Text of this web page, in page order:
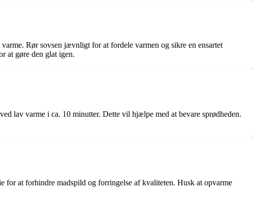
Rør sovsen jævnligt for at fordele varmen og sikre en ensartet
at gøre den glat igen.
lav varme i ca. 10 minutter. Dette vil hjælpe med at bevare sprødheden.
at forhindre madspild og forringelse af kvaliteten. Husk at opvarme